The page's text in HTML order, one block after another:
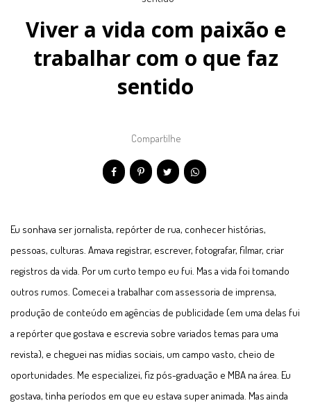
Viver a vida com paixão e
trabalhar com o que faz
sentido
Compartilhe
Eu sonhava ser jornalista, repórter de rua, conhecer histórias,
pessoas, culturas. Amava registrar, escrever, fotografar, filmar, criar
registros da vida. Por um curto tempo eu fui. Mas a vida foi tomando
outros rumos. Comecei a trabalhar com assessoria de imprensa,
produção de conteúdo em agências de publicidade (em uma delas fui
a repórter que gostava e escrevia sobre variados temas para uma
revista), e cheguei nas mídias sociais, um campo vasto, cheio de
oportunidades. Me especializei, fiz pós-graduação e MBA na área. Eu
gostava, tinha períodos em que eu estava super animada. Mas ainda